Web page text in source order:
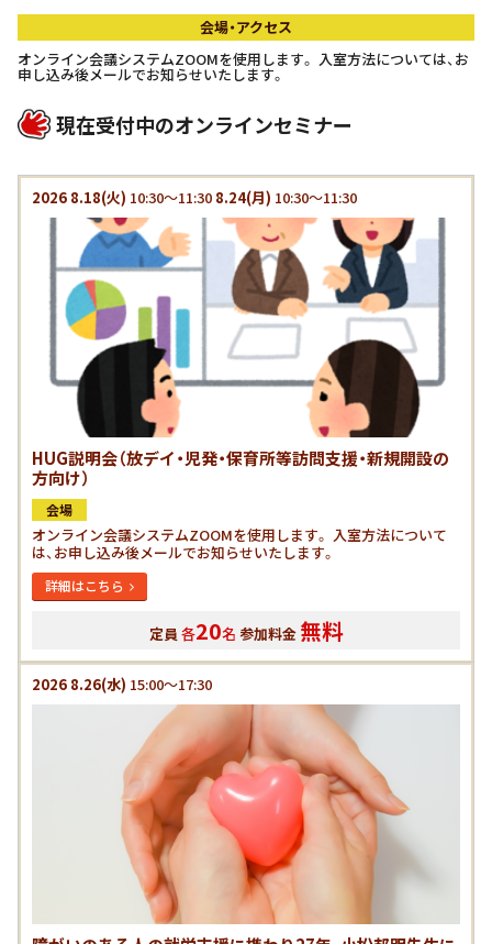
会場・アクセス
オンライン会議システムZOOMを使用します。 入室方法については、お
申し込み後メールでお知らせいたします。
現在受付中のオンラインセミナー
2026 8.18(火) 10:30～11:30 8.24(月) 10:30～11:30
HUG説明会（放デイ・児発・保育所等訪問支援・新規開設の
方向け）
会場
オンライン会議システムZOOMを使用します。 入室方法について
は、お申し込み後メールでお知らせいたします。
詳細はこちら
定員 各20名 参加料金 無料
2026 8.26(水) 15:00～17:30